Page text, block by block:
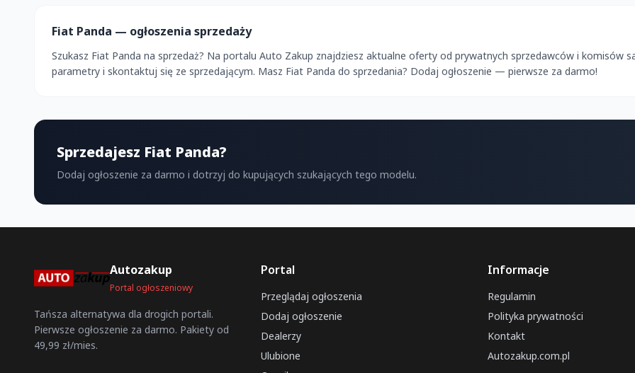
Fiat Panda — ogłoszenia sprzedaży
Szukasz Fiat Panda na sprzedaż? Na portalu Auto Zakup znajdziesz aktualne oferty od prywatnych sprzedawców i komisów
parametry i skontaktuj się ze sprzedającym. Masz Fiat Panda do sprzedania? Dodaj ogłoszenie — pierwsze za darmo!
Sprzedajesz Fiat Panda?
Dodaj ogłoszenie za darmo i dotrzyj do kupujących szukających tego modelu.
Autozakup
Portal ogłoszeniowy
Tańsza alternatywa dla drogich portali.
Pierwsze ogłoszenie za darmo. Pakiety od
49,99 zł/mies.
Portal
Przeglądaj ogłoszenia
Dodaj ogłoszenie
Dealerzy
Ulubione
Informacje
Regulamin
Polityka prywatności
Kontakt
Autozakup.com.pl